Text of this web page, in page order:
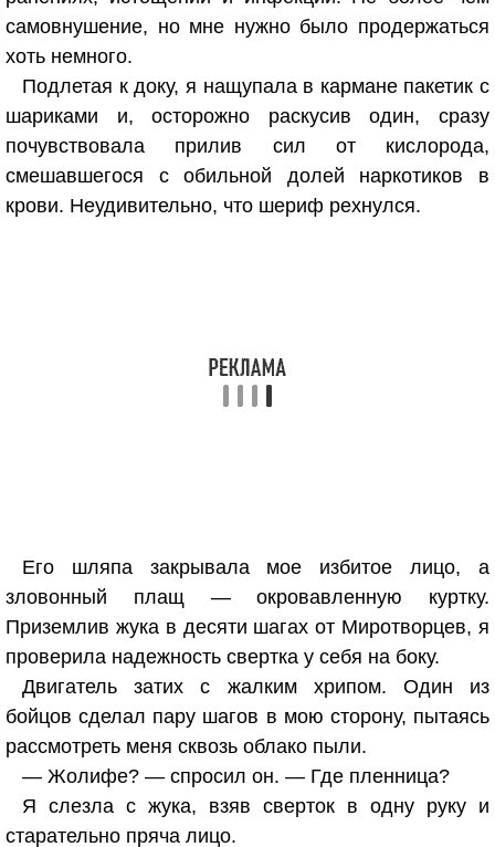
самовнушение, но мне нужно было продержаться
хоть немного.
Подлетая к доку, я нащупала в кармане пакетик с
шариками и, осторожно раскусив один, сразу
почувствовала прилив сил от кислорода,
смешавшегося с обильной долей наркотиков в
крови. Неудивительно, что шериф рехнулся.
Его шляпа закрывала мое избитое лицо, а
зловонный плащ — окровавленную куртку.
Приземлив жука в десяти шагах от Миротворцев, я
проверила надежность свертка у себя на боку.
Двигатель затих с жалким хрипом. Один из
бойцов сделал пару шагов в мою сторону, пытаясь
рассмотреть меня сквозь облако пыли.
— Жолифе? — спросил он. — Где пленница?
Я слезла с жука, взяв сверток в одну руку и
старательно пряча лицо.